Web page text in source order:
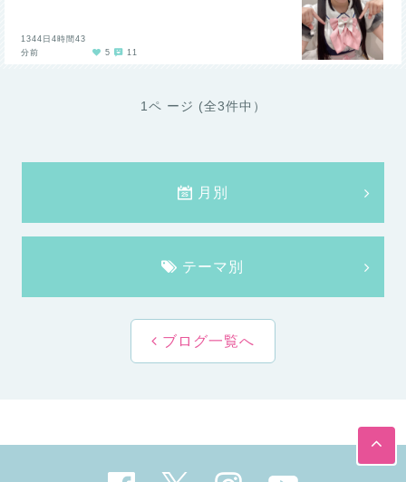
1344日4時間43
分前
5 11
1ペ ージ (全3件中）
月別
テーマ別
ブログ一覧へ